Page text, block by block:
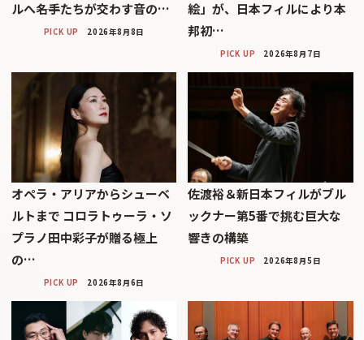
ルへ――名手たちが交わす音の…
PICK UP 2026年8月8日
絵」が、日本フィルにより本
邦初…
PICK UP 2026年8月7日
オペラ・アリアからシューベ
ルトまで コロラトゥーラ・ソ
プラノ田中彩子が贈る極上
の…
PICK UP 2026年8月6日
佐渡裕＆新日本フィルがブル
ックナー第5番で挑む巨大な
響きの構築
PICK UP 2026年8月5日